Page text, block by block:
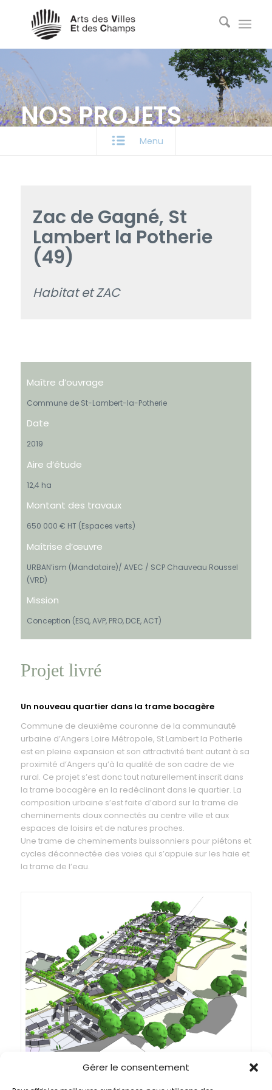
Gérer le consentement
NOS PROJETS
Menu
Zac de Gagné, St
Lambert la Potherie
(49)
Habitat et ZAC
Maître d’ouvrage
Commune de St-Lambert-la-Potherie
Date
2019
Aire d’étude
12,4 ha
Montant des travaux
650 000 € HT (Espaces verts)
Maîtrise d’œuvre
URBAN’ism (Mandataire)/ AVEC / SCP Chauveau Roussel
(VRD)
Mission
Conception (ESQ, AVP, PRO, DCE, ACT)
Projet livré
Un nouveau quartier dans la trame bocagère
Commune de deuxième couronne de la communauté
urbaine d’Angers Loire Métropole, St Lambert la Potherie
est en pleine expansion et son attractivité tient autant à sa
proximité d’Angers qu’à la qualité de son cadre de vie
rural. Ce projet s’est donc tout naturellement inscrit dans
la trame bocagère en la redéclinant dans le quartier. La
composition urbaine s’est faite d’abord sur la trame de
cheminements doux connectés au centre ville et aux
espaces de loisirs et de natures proches.
Une trame de cheminements buissonniers pour piétons et
cycles déconnectée des voies qui s’appuie sur les haie et
la trame de l’eau.